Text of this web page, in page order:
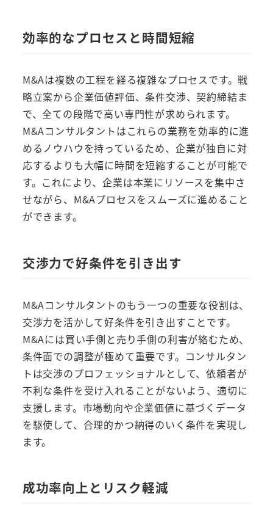
効率的なプロセスと時間短縮
M&Aは複数の工程を経る複雑なプロセスです。戦
略立案から企業価値評価、条件交渉、契約締結ま
で、全ての段階で高い専門性が求められます。
M&Aコンサルタントはこれらの業務を効率的に進
めるノウハウを持っているため、企業が独自に対
応するよりも大幅に時間を短縮することが可能で
す。これにより、企業は本業にリソースを集中さ
せながら、M&Aプロセスをスムーズに進めること
ができます。
交渉力で好条件を引き出す
M&Aコンサルタントのもう一つの重要な役割は、
交渉力を活かして好条件を引き出すことです。
M&Aには買い手側と売り手側の利害が絡むため、
条件面での調整が極めて重要です。コンサルタン
トは交渉のプロフェッショナルとして、依頼者が
不利な条件を受け入れることがないよう、適切に
支援します。市場動向や企業価値に基づくデータ
を駆使して、合理的かつ納得のいく条件を実現し
ます。
成功率向上とリスク軽減